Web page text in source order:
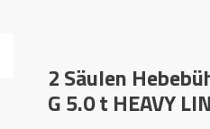
2 Säulen
G 5.0 t HEAVY